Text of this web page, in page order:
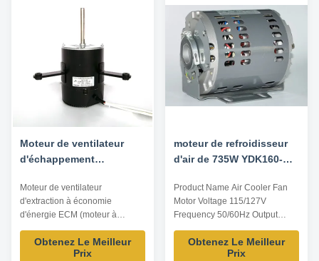
normes UL.
Moteur de ventilateur
d'échappement
commutation
électronique ECM 150W à
flux d'air constant
Isolation de classe B
Moteur de ventilateur
d'extraction à économie
d'énergie ECM (moteur à
commutation électronique), 150
W, technologie à débit d'air
constant, efficacité 15 %
Obtenez Le Meilleur
Prix
moteur de refroidisseur
d'air de 735W YDK160-
Product Name Air Cooler Fan
Motor Voltage 115/127V
Frequency 50/60Hz Output
Power 735W Pole 4P AMPS /
Speed 1425/1725RPM
Insulation Class CL.B Capacitor
Obtenez Le Meilleur
Prix